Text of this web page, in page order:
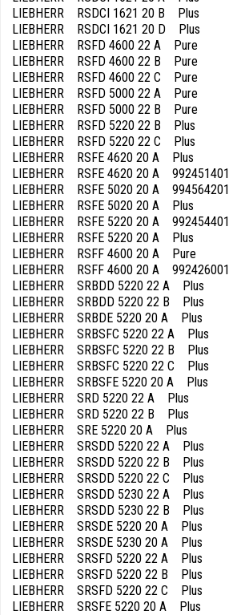
LIEBHERR RSDCI 1621 20 B Plus
LIEBHERR RSDCI 1621 20 D Plus
LIEBHERR RSFD 4600 22 A Pure
LIEBHERR RSFD 4600 22 B Pure
LIEBHERR RSFD 4600 22 C Pure
LIEBHERR RSFD 5000 22 A Pure
LIEBHERR RSFD 5000 22 B Pure
LIEBHERR RSFD 5220 22 B Plus
LIEBHERR RSFD 5220 22 C Plus
LIEBHERR RSFE 4620 20 A Plus
LIEBHERR RSFE 4620 20 A 992451401
LIEBHERR RSFE 5020 20 A 994564201
LIEBHERR RSFE 5020 20 A Plus
LIEBHERR RSFE 5220 20 A 992454401
LIEBHERR RSFE 5220 20 A Plus
LIEBHERR RSFF 4600 20 A Pure
LIEBHERR RSFF 4600 20 A 992426001
LIEBHERR SRBDD 5220 22 A Plus
LIEBHERR SRBDD 5220 22 B Plus
LIEBHERR SRBDE 5220 20 A Plus
LIEBHERR SRBSFC 5220 22 A Plus
LIEBHERR SRBSFC 5220 22 B Plus
LIEBHERR SRBSFC 5220 22 C Plus
LIEBHERR SRBSFE 5220 20 A Plus
LIEBHERR SRD 5220 22 A Plus
LIEBHERR SRD 5220 22 B Plus
LIEBHERR SRE 5220 20 A Plus
LIEBHERR SRSDD 5220 22 A Plus
LIEBHERR SRSDD 5220 22 B Plus
LIEBHERR SRSDD 5220 22 C Plus
LIEBHERR SRSDD 5230 22 A Plus
LIEBHERR SRSDD 5230 22 B Plus
LIEBHERR SRSDE 5220 20 A Plus
LIEBHERR SRSDE 5230 20 A Plus
LIEBHERR SRSFD 5220 22 A Plus
LIEBHERR SRSFD 5220 22 B Plus
LIEBHERR SRSFD 5220 22 C Plus
LIEBHERR SRSFE 5220 20 A Plus